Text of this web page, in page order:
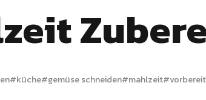
#küche#gemüse schneiden#mahlzeit#